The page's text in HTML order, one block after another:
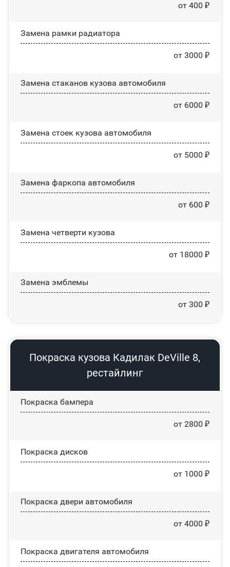
от 400 ₽
Замена рамки радиатора
от 3000 ₽
Замена стаканов кузова автомобиля
от 6000 ₽
Замена стоек кузова автомобиля
от 5000 ₽
Замена фаркопа автомобиля
от 600 ₽
Замена четверти кузова
от 18000 ₽
Замена эмблемы
от 300 ₽
Покраска кузова Кадилак DeVille 8,
рестайлинг
Покраска бампера
от 2800 ₽
Покраска дисков
от 1000 ₽
Покраска двери автомобиля
от 4000 ₽
Покраска двигателя автомобиля